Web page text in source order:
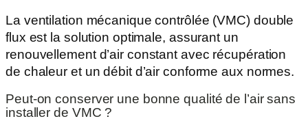
La ventilation mécanique contrôlée (VMC) double
flux est la solution optimale, assurant un
renouvellement d’air constant avec récupération
de chaleur et un débit d’air conforme aux normes.
Peut-on conserver une bonne qualité de l’air sans
installer de VMC ?